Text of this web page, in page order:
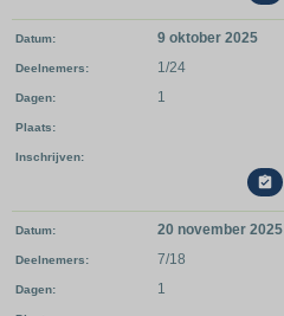
Datum 9 oktober 2025
Deelnemers 1/24
Dagen 1
Plaats
Inschrijven

Datum 20 november 2025
Deelnemers 7/18
Dagen 1